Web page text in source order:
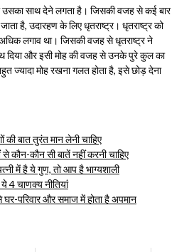
साथ देने लगता है। जिसकी वजह से कई बार
है, उदारहण के लिए धृतराष्ट्र। धृतराष्ट्र को
लगाव था। जिसकी वजह से धृतराष्ट्र ने
दिया और इसी मोह की वजह से उनके पुरे कुल का
ज्यादा मोह रखना गलत होता है, इसे छोड़ देना
की बात तुरंत मान लेनी चाहिए
से कौन-कौन सी बातें नहीं करनी चाहिए
में है ये गुण, तो आप है भाग्यशाली
4 चाणक्य नीतियां
घर-परिवार और समाज में होता है अपमान